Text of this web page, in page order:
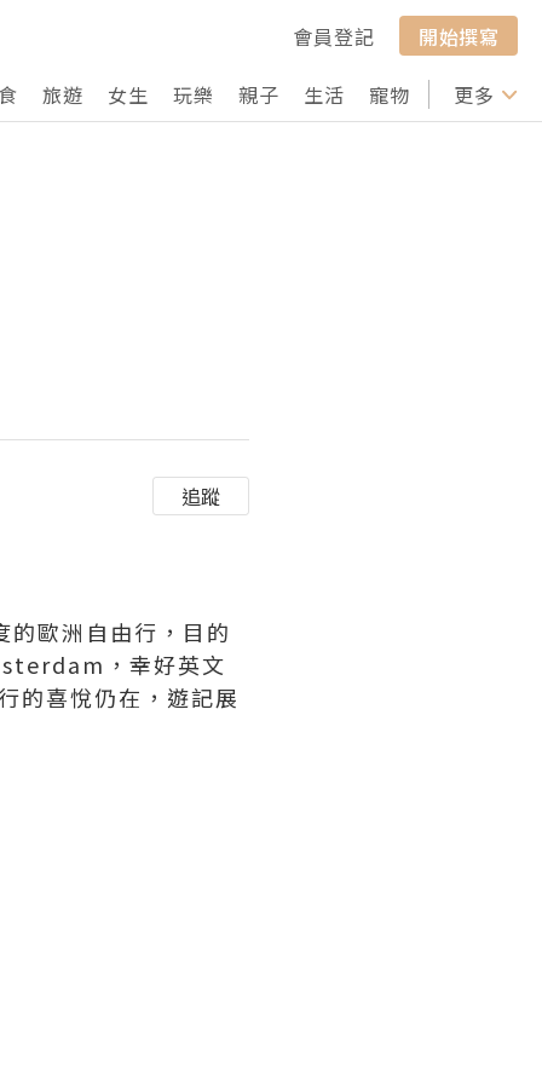
會員登記
開始撰寫
旅遊 女生 玩樂 親子 生活 寵物 行山 打卡
更多
追蹤
歐洲自由行，目的
，幸好英文
的喜悅仍在，遊記展